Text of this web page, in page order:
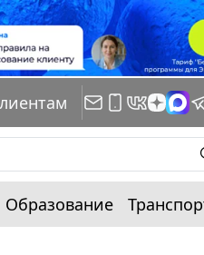
Образование